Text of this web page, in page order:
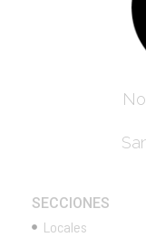
SECCIONES
Locales